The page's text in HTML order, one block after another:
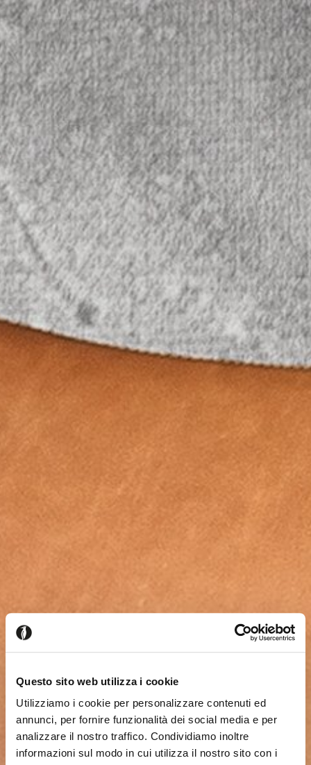
Questo sito web utilizza i cookie
Utilizziamo i cookie per personalizzare contenuti ed
annunci, per fornire funzionalità dei social media e per
analizzare il nostro traffico. Condividiamo inoltre
informazioni sul modo in cui utilizza il nostro sito con i